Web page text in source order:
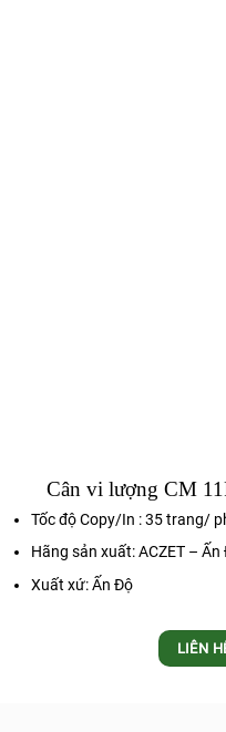
Cân vi lượng CM
Tốc độ Copy/In : 35 trang/
Hãng sản xuất: ACZET – Ấn
Xuất xứ: Ấn Độ
LIÊN